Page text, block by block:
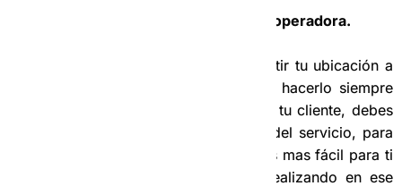
7.3- Como compartir tu ubicación a la operadora.
Es importante que aprendas a compartir tu ubicación a
la operadora, ya que vas a tener que hacerlo siempre
que haya un cambio de recorrido con tu cliente, debes
mantener a la Operadora actualizada del servicio, para
que te pueda dar el precio final. Así es mas fácil para ti
que escribir las paradas que estas realizando en ese